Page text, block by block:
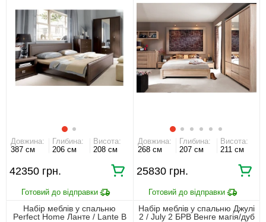
Довжина:
387 см
Глибина:
206 см
Висота:
208 см
42350 грн.
Довжина:
268 см
Глибина:
207 см
Висота:
211 см
25830 грн.
Набір меблів у спальню
Perfect Home Ланте / Lante B
Набір меблів у спальню Джулі
2 / July 2 БРВ Венге магія/дуб